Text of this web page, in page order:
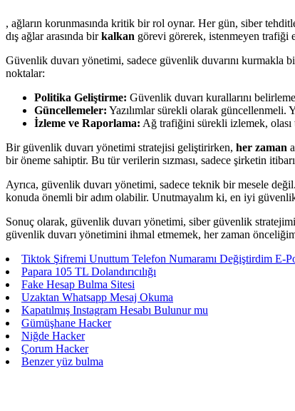
, ağların korunmasında kritik bir rol oynar. Her gün, siber
dış ağlar arasında birkalkan görevi görerek, istenmeyen trafiği
Güvenlik duvarı yönetimi, sadece güvenlik duvarını
noktalar:
Politika Geliştirme: Güvenlik duvarı kurallarını
Güncellemeler: Yazılımlar sürekli olarak güncellenmeli.
İzleme ve Raporlama: Ağ trafiğini sürekli izlemek, olası
Bir güvenlik duvarı yönetimi stratejisi geliştirirken, her zaman
bir öneme sahiptir. Bu tür verilerin sızması, sadece şirketin
Ayrıca, güvenlik duvarı yönetimi, sadece teknik bir mesele
konuda önemli bir adım olabilir. Unutmayalım ki, en iyi
Sonuç olarak, güvenlik duvarı yönetimi, siber güvenlik
güvenlik duvarı yönetimini ihmal etmemek, her zaman
Tiktok Şifremi Unuttum Telefon Numaramı Değiştirdim E-
Papara 105 TL Dolandırıcılığı
Fake Hesap Bulma Sitesi
Uzaktan Whatsapp Mesaj Okuma
Kapatılmış Instagram Hesabı Bulunur mu
Gümüşhane Hacker
Niğde Hacker
Çorum Hacker
Benzer yüz bulma